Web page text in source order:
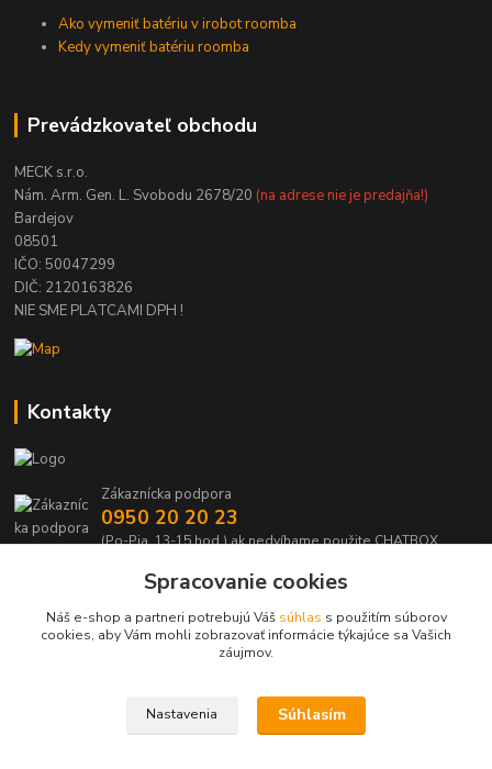
Ako vymeniť batériu v irobot roomba
Kedy vymeniť batériu roomba
Prevádzkovateľ obchodu
MECK s.r.o.
Nám. Arm. Gen. L. Svobodu 2678/20 (na adrese nie je predajňa!)
Bardejov
08501
IČO: 50047299
DIČ: 2120163826
NIE SME PLATCAMI DPH !
Kontakty
Zákaznícka podpora
0950 20 20 23
(Po-Pia, 13-15 hod.) ak nedvíhame použite CHATBOX
info@kabelmanie.sk
Upravit sběr cookies.
Spracovanie cookies
Náš e-shop a partneri potrebujú Váš súhlas s použitím súborov
cookies, aby Vám mohli zobrazovať informácie týkajúce sa Vašich
záujmov.
Nastavenia Súhlasím